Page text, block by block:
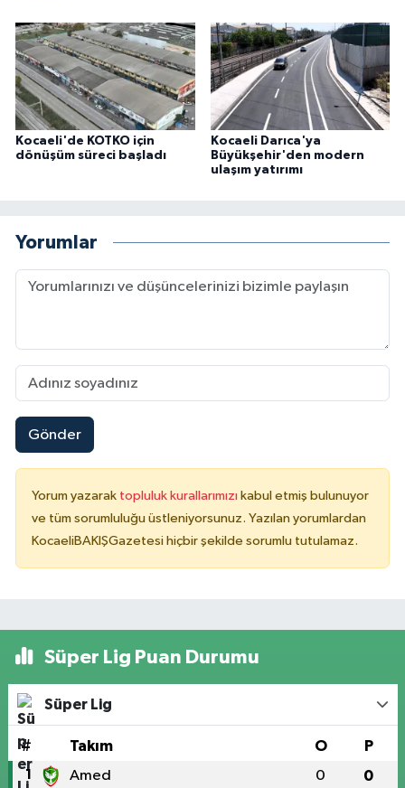
Kocaeli'de KOTKO için
dönüşüm süreci başladı
Kocaeli Darıca'ya
Büyükşehir'den modern
ulaşım yatırımı
Yorumlar
Gönder
Yorum yazarak topluluk kurallarımızı kabul etmiş bulunuyor
ve tüm sorumluluğu üstleniyorsunuz. Yazılan yorumlardan
KocaeliBAKIŞGazetesi hiçbir şekilde sorumlu tutulamaz.
Süper Lig Puan Durumu
Süper Lig
# Takım O P
1 Amed 0 0